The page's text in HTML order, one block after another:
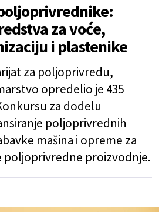
za voće,
i plastenike
za poljoprivredu,
opredelio je 435
za dodelu
poljoprivrednih
mašina i opreme za
poljoprivredne proizvodnje.